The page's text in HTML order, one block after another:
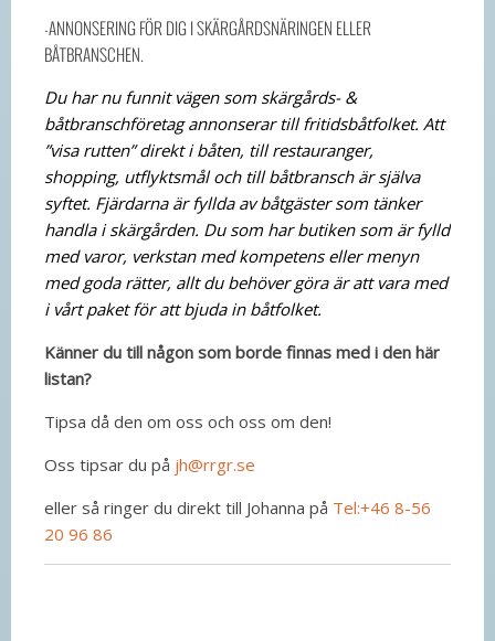
-ANNONSERING FÖR DIG I SKÄRGÅRDSNÄRINGEN ELLER
BÅTBRANSCHEN.
Du har nu funnit vägen som skärgårds- &
båtbranschföretag annonserar till fritidsbåtfolket. Att
”visa rutten” direkt i båten, till restauranger,
shopping, utflyktsmål och till båtbransch är själva
syftet. Fjärdarna är fyllda av båtgäster som tänker
handla i skärgården. Du som har butiken som är fylld
med varor, verkstan med kompetens eller menyn
med goda rätter, allt du behöver göra är att vara med
i vårt paket för att bjuda in båtfolket.
Känner du till någon som borde finnas med i den här
listan?
Tipsa då den om oss och oss om den!
Oss tipsar du på jh@rrgr.se
eller så ringer du direkt till Johanna på Tel:+46 8-56
20 96 86